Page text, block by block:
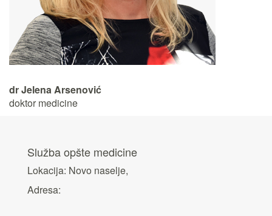
dr Jelena Arsenović
doktor medicine
Služba opšte medicine
Lokacija: Novo naselje,
Adresa: